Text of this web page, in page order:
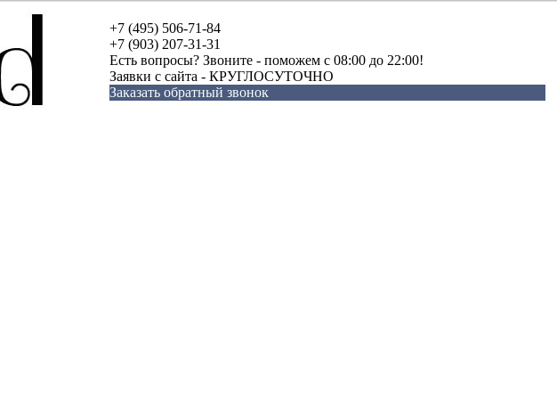
+7 (495) 506-71-84
+7 (903) 207-31-31
Есть вопросы? Звоните - поможем c 08:00 до 22:00!
Заявки с сайта - КРУГЛОСУТОЧНО
Заказать обратный звонок